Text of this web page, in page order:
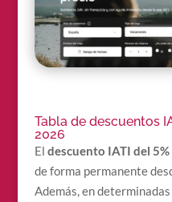
Tabla de descuentos
2026
El descuento IATI del 5%
de forma permanente
Además, en